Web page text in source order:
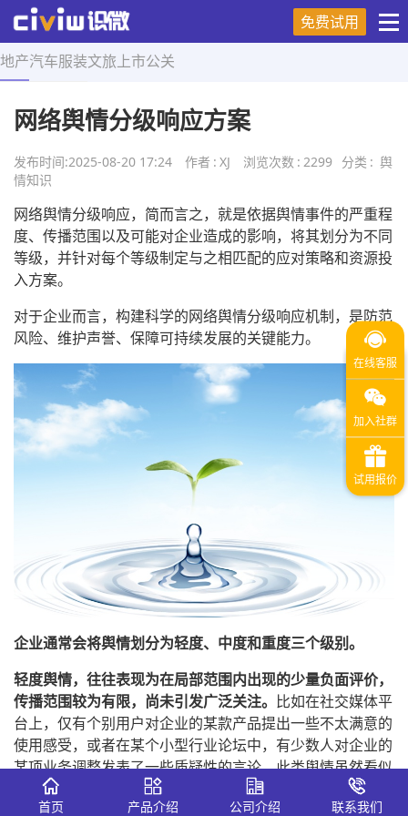
免费试用
地产汽车服装文旅 上市公关
首页 > 舆情知识 > 正文
网络舆情分级响应方案
发布时间:2025-08-20 17:24 作者 : XJ 浏览次数 : 2299 分类 : 舆
情知识
网络舆情分级响应，简而言之，就是依据舆情事件的严重程
度、传播范围以及可能对企业造成的影响，将其划分为不同
等级，并针对每个等级制定与之相匹配的应对策略和资源投
入方案。
对于企业而言，构建科学的网络舆情分级响应机制，是防范
风险、维护声誉、保障可持续发展的关键能力。
企业通常会将舆情划分为轻度、中度和重度三个级别。
轻度舆情，往往表现为在局部范围内出现的少量负面评价，
传播范围较为有限，尚未引发广泛关注。 比如在社交媒体平
台上，仅有个别用户对企业的某款产品提出一些不太满意的
使用感受，或者在某个小型行业论坛中，有少数人对企业的
某项业务调整发表了一些质疑性的言论。此类舆情虽然看似
影响不大，但倘若企业对其置之不理，任由负面情绪逐渐积
累，也有可能引发连锁反应，导致问题进一步恶化。
首页 产品介绍 公司介绍 联系我们